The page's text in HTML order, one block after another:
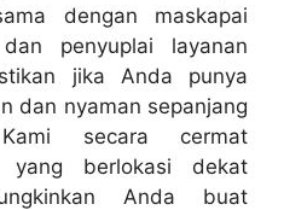
dengan maskapai
penyuplai layanan
jika Anda punya
dan nyaman sepanjang
secara cermat
yang berlokasi dekat
Anda buat